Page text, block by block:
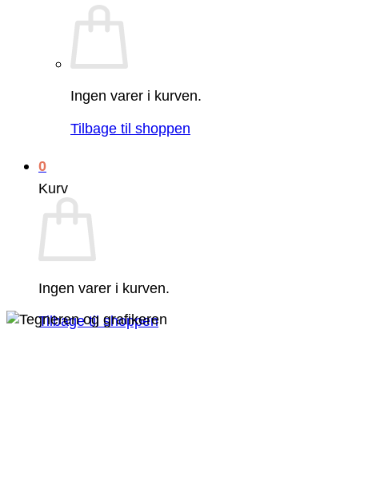
Ingen varer i kurven.
Tilbage til shoppen
0
Kurv
Ingen varer i kurven.
Tilbage til shoppen